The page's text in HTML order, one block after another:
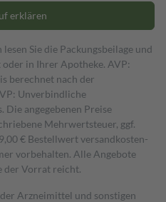
erklären
Sie die Packungsbeilage und
in Ihrer Apotheke. AVP:
berechnet nach der
Unverbindliche
Die angegebenen Preise
Mehrwertsteuer, ggf.
€ Bestell­wert versand­kosten­
vorbehalten. Alle Angebote
der Vorrat reicht.
Arzneimittel und sonstigen